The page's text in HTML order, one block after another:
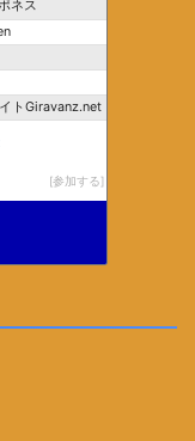
ネス
トGiravanz.net
参加する